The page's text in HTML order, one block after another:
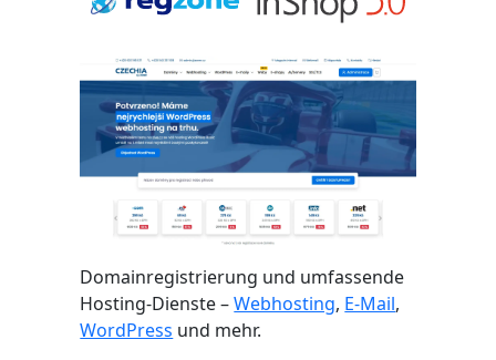
Domainregistrierung und umfassende
Hosting-Dienste –Webhosting, E-Mail,
WordPress und mehr.